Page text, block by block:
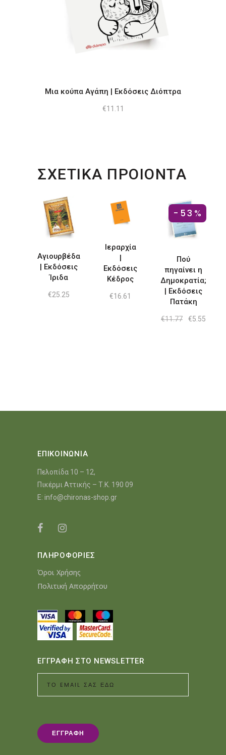
Μια κούπα Αγάπη | Εκδόσεις Διόπτρα
€11.11
ΣΧΕΤΙΚΑ ΠΡΟΙΟΝΤΑ
Αγιουρβέδα
| Εκδόσεις
Ίριδα
€25.25
Ιεραρχία
|
Εκδόσεις
Κέδρος
€16.61
-53%
Πού
πηγαίνει η
Δημοκρατία;
| Εκδόσεις
Πατάκη
€11.77
Original
€5.55
ΕΠΙΚΟΙΝΩΝΙΑ
Πελοπίδα 10 – 12,
Πικέρμι Αττικής – Τ.Κ. 190 09
E: info@chironas-shop.gr
ΠΛΗΡΟΦΟΡΙΕΣ
Όροι Χρήσης
Πολιτική Απορρήτου
ΕΓΓΡΑΦΗ ΣΤΟ NEWSLETTER